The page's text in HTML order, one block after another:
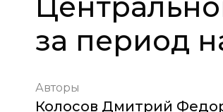
за период
Авторы
Колосов Дмитрий